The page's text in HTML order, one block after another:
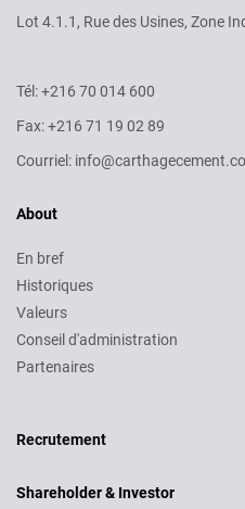
Lot 4.1.1, Rue des Usines, Zone
Tél: +216 70 014 600
Fax: +216 71 19 02 89
Courriel:
About
En bref
Historiques
Valeurs
Conseil d'administration
Partenaires
Recrutement
Shareholder & Investor